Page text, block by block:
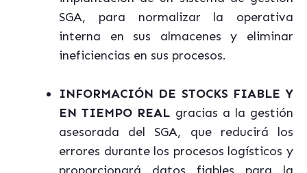
SGA, para normalizar la operativa
interna en sus almacenes y eliminar
ineficiencias en sus procesos.
INFORMACIÓN DE STOCKS FIABLE Y
EN TIEMPO REAL gracias a la gestión
asesorada del SGA, que reducirá los
errores durante los procesos logísticos y
proporcionará datos fiables para la